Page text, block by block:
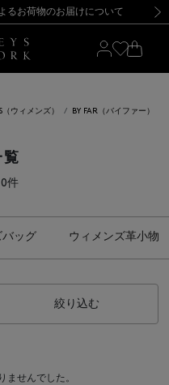
新規登録のお客様も対象！＜MY BARNEYS＞会員のお客様は11,000円（税込）以上のお買上げで常時送料無料！お買い物の際は会員登録を！
【夏季休業に伴う返品・交換承り一時停止のお知らせ】（2026.8.5）
るお荷物のお届けについて
ご案内・ご注意事項 新規登録のお客様も対象！＜MY BARNEYS＞会員のお客様は11,000円（税込）以上のお買上げで常時送料無料！お買い物の際は会員登録を！
【夏季休業に伴う返品・交換承り一時停止のお知らせ】（2026.8.5）
ウィメンズ） BY FAR（バイファー）
覧
件
ッグ ウィメンズ革小物
絞り込む
ませんでした。